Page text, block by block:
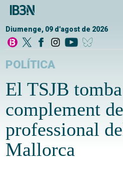
Diumenge, 09 d'agost de 2026
POLÍTICA
El TSJB
complement
professional
Mallorca